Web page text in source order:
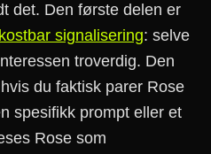
det. Den første delen er
kostbar signalisering: selve
troverdig. Den
du faktisk parer Rose
spesifikk prompt eller et
Rose som